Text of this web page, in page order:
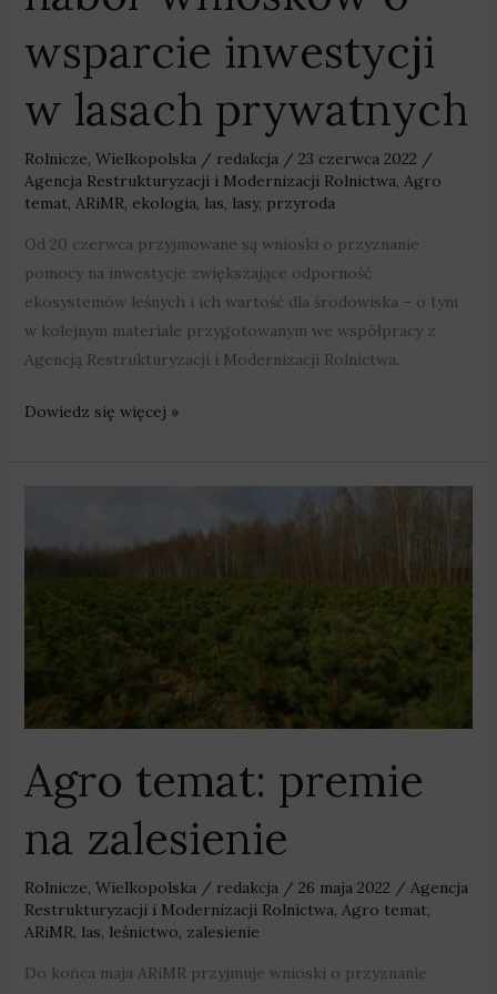
wsparcie inwestycji
w lasach prywatnych
Rolnicze, Wielkopolska/ redakcja / 23 czerwca 2022 /
Agencja Restrukturyzacji i Modernizacji Rolnictwa, Agro
temat, ARiMR, ekologia, las, lasy, przyroda
Od 20 czerwca przyjmowane są wnioski o przyznanie
pomocy na inwestycje zwiększające odporność
ekosystemów leśnych i ich wartość dla środowiska – o tym
w kolejnym materiale przygotowanym we współpracy z
Agencją Restrukturyzacji i Modernizacji Rolnictwa.
Dowiedz się więcej »
Agro temat: premie
na zalesienie
Rolnicze, Wielkopolska/ redakcja / 26 maja 2022 / Agencja
Restrukturyzacji i Modernizacji Rolnictwa, Agro temat,
ARiMR, las, leśnictwo, zalesienie
Do końca maja ARiMR przyjmuje wnioski o przyznanie
premie
zalesienie